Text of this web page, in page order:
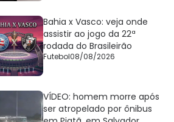
Bahia x Vasco: veja onde
assistir ao jogo da 22ª
rodada do Brasileirão
Futebol08/08/2026
VÍDEO: homem morre após
ser atropelado por ônibus